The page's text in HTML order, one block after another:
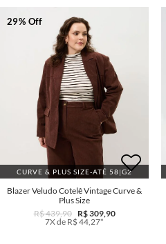
CURVE & PLUS SIZE-ATÉ 58|G2
29% Off
Blazer Veludo Cotelê Vintage Curve &
Plus Size
R$ 439,90
R$ 309,90
7X de R$ 44,27*